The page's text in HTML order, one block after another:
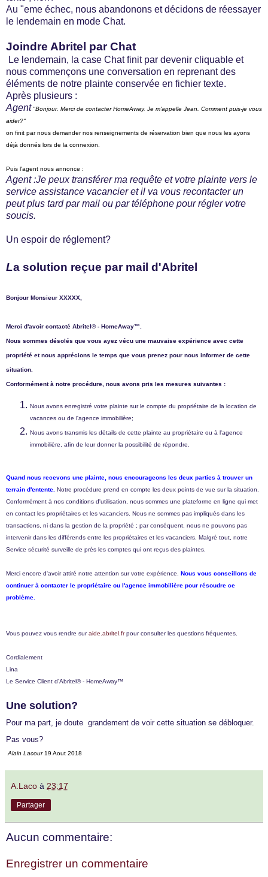
Au "eme échec, nous abandonons et décidons de réessayer
le lendemain en mode Chat.
Joindre Abritel par Chat
Le lendemain, la case Chat finit par devenir cliquable et
nous commençons une conversation en reprenant des
éléments de notre plainte conservée en fichier texte.
Après plusieurs :
Agent "Bonjour. Merci de contacter HomeAway. Je m'appelle Jean. Comment puis-je vous
aider?"
on finit par nous demander nos renseignements de réservation bien que nous les ayons
déjà donnés lors de la connexion.
Puis l'agent nous annonce :
Agent :Je peux transférer ma requête et votre plainte vers le
service assistance vacancier et il va vous recontacter un
peut plus tard par mail ou par téléphone pour régler votre
soucis.
Un espoir de réglement?
La solution reçue par mail d'Abritel
Bonjour Monsieur XXXXX,
Merci d'avoir contacté Abritel® - HomeAway™.
Nous sommes désolés que vous ayez vécu une mauvaise expérience avec cette
propriété et nous apprécions le temps que vous prenez pour nous informer de cette
situation.
Conformément à notre procédure, nous avons pris les mesures suivantes :
Nous avons enregistré votre plainte sur le compte du propriétaire de la location de
vacances ou de l'agence immobilière;
Nous avons transmis les détails de cette plainte au propriétaire ou à l'agence
immobilière, afin de leur donner la possibilité de répondre.
Quand nous recevons une plainte, nous encourageons les deux parties à trouver un
terrain d'entente. Notre procédure prend en compte les deux points de vue sur la situation.
Conformément à nos conditions d'utilisation, nous sommes une plateforme en ligne qui met
en contact les propriétaires et les vacanciers. Nous ne sommes pas impliqués dans les
transactions, ni dans la gestion de la propriété ; par conséquent, nous ne pouvons pas
intervenir dans les différends entre les propriétaires et les vacanciers. Malgré tout, notre
Service sécurité surveille de près les comptes qui ont reçus des plaintes.
Merci encore d'avoir attiré notre attention sur votre expérience. Nous vous conseillons de
continuer à contacter le propriétaire ou l'agence immobilière pour résoudre ce
problème.
Vous pouvez vous rendre suraide.abritel.frpour consulter les questions fréquentes.
Cordialement
Lina
Le Service Client d’Abritel® - HomeAway™
Une solution?
Pour ma part, je doute grandement de voir cette situation se débloquer.
Pas vous?
Alain Lacour19 Aout 2018
A.Laco à 23:17
Partager
Aucun commentaire:
Enregistrer un commentaire